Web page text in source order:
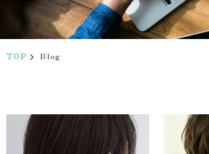
TOP Blog